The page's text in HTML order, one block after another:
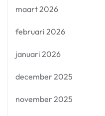
maart 2026
februari 2026
januari 2026
december 2025
november 2025